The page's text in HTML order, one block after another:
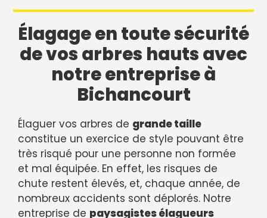
Élagage en toute sécurité
de vos arbres hauts avec
notre entreprise à
Bichancourt
Élaguer vos arbres de grande taille
constitue un exercice de style pouvant être
très risqué pour une personne non formée
et mal équipée. En effet, les risques de
chute restent élevés, et, chaque année, de
nombreux accidents sont déplorés. Notre
entreprise de paysagistes élagueurs